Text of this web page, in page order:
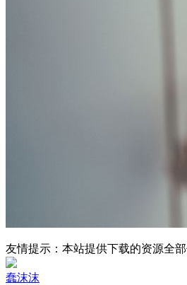
友情提示：本站提供下载的资源全
蠢沫沫